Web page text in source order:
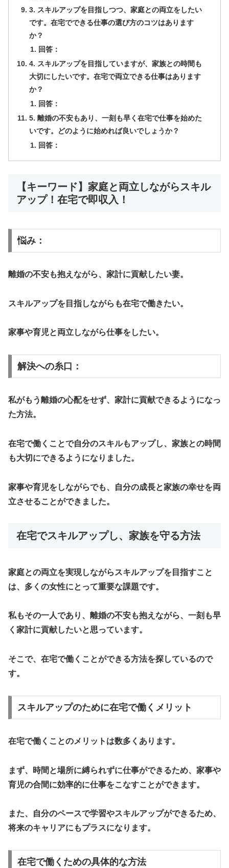
3. スキルアップを目指しつつ、家庭との両立をしたい
です。在宅でできる仕事の選び方のコツはあります
か？
回答：
4. スキルアップを目指していますが、家族との時間も
大切にしたいです。在宅で両立できる仕事はあります
か？
回答：
5. 離婚の不安もあり、一刻も早く在宅で仕事を始めた
いです。どのように始めれば良いでしょうか？
回答：
【キーワード】家庭と両立しながらスキル
アップ！在宅で即収入！
悩み：
離婚の不安も抱えながら、家計に貢献したい妻。
スキルアップを目指しながらも在宅で働きたい。
家事や育児と両立しながら仕事をしたい。
解決への糸口：
私がもう離婚の心配をせず、家計に貢献できるようになっ
た方法。
在宅で働くことで自分のスキルもアップし、家族との時間
も大切にできるようになりました。
家事や育児をしながらでも、自分の成長と家族の幸せを両
立させることができました。
在宅でスキルアップし、家族を守る方法
家庭との両立を実現しながらスキルアップを目指すこと
は、多くの女性にとって重要な課題です。
私もその一人であり、離婚の不安も抱えながら、一刻も早
く家計に貢献したいと思っています。
そこで、在宅で働くことができる方法を探しているので
す。
スキルアップのために在宅で働くメリット
在宅で働くことのメリットは数多くあります。
まず、時間と場所に縛られずに仕事ができるため、家事や
育児の合間に効率的に仕事をこなすことができます。
また、自分のペースで学習やスキルアップができるため、
将来のキャリアにもプラスになります。
在宅で働くための具体的な方法